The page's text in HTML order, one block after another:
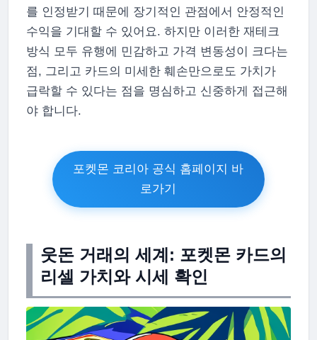
를 인정받기 때문에 장기적인 관점에서 안정적인
수익을 기대할 수 있어요. 하지만 이러한 재테크
방식 모두 유행에 민감하고 가격 변동성이 크다는
점, 그리고 카드의 미세한 훼손만으로도 가치가
급락할 수 있다는 점을 명심하고 신중하게 접근해
야 합니다.
포켓몬 코리아 공식 홈페이지 바
로가기
웃돈 거래의 세계: 포켓몬 카드의
리셀 가치와 시세 확인